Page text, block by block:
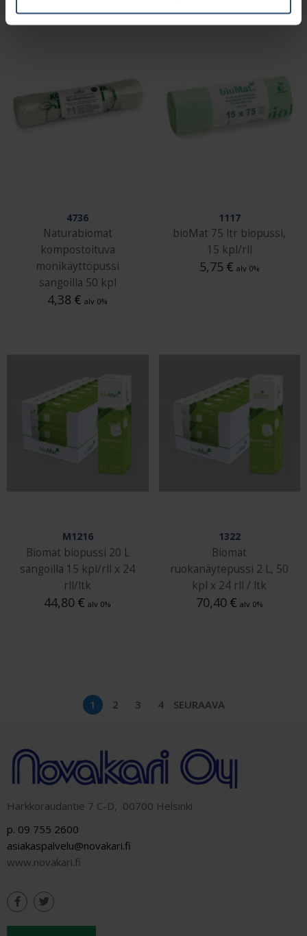
4736
Naturabiomat
kompostoituva
monikäyttöpussi
sangoilla 50 kpl
4,38 € alv 0%
1117
bioMat 75 ltr biopussi,
15 kpl/rll
5,75 € alv 0%
M1216
Biomat biopussi 20 L
sangoilla 15 kpl/rll x 24
rll/ltk
44,80 € alv 0%
1322
Biomat
ruokanäytepussi 2 L, 50
kpl x 24 rll / ltk
70,40 € alv 0%
1 2 3 4 SEURAAVA
Harkkoraudantie 7 C-D, 00700 Helsinki
p. 09 755 2600
asiakaspalvelu@novakari.fi
www.novakari.fi